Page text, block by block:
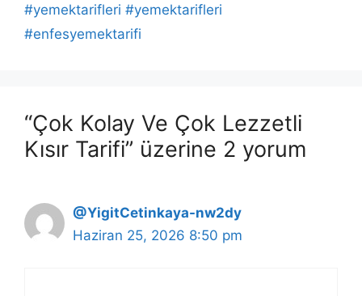
#yemektarifleri #yemektarifleri
#enfesyemektarifi
“Çok Kolay Ve Çok Lezzetli
Kısır Tarifi” üzerine 2 yorum
@YigitCetinkaya-nw2dy
Haziran 25, 2026 8:50 pm